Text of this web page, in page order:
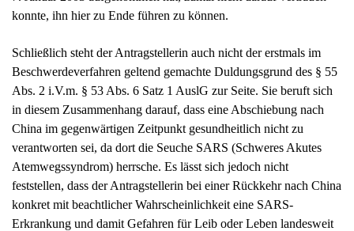
konnte, ihn hier zu Ende führen zu können.
Schließlich steht der Antragstellerin auch nicht der erstmals im
Beschwerdeverfahren geltend gemachte Duldungsgrund des § 55
Abs. 2 i.V.m. § 53 Abs. 6 Satz 1 AuslG zur Seite. Sie beruft sich
in diesem Zusammenhang darauf, dass eine Abschiebung nach
China im gegenwärtigen Zeitpunkt gesundheitlich nicht zu
verantworten sei, da dort die Seuche SARS (Schweres Akutes
Atemwegssyndrom) herrsche. Es lässt sich jedoch nicht
feststellen, dass der Antragstellerin bei einer Rückkehr nach China
konkret mit beachtlicher Wahrscheinlichkeit eine SARS-
Erkrankung und damit Gefahren für Leib oder Leben landesweit